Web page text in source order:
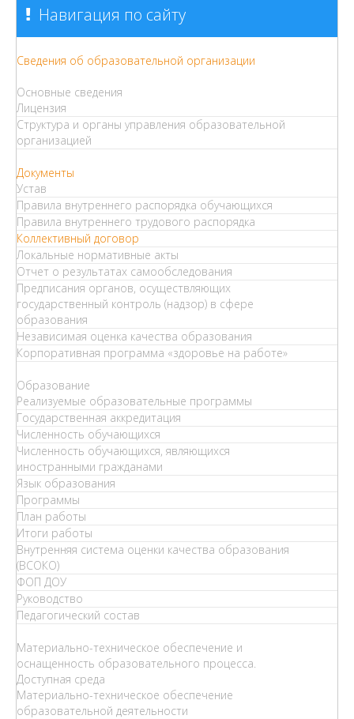
Навигация по сайту
Сведения об образовательной организации
Основные сведения
Лицензия
Структура и органы управления образовательной
организацией
Документы
Устав
Правила внутреннего распорядка обучающихся
Правила внутреннего трудового распорядка
Коллективный договор
Локальные нормативные акты
Отчет о результатах самообследования
Предписания органов, осуществляющих
государственный контроль (надзор) в сфере
образования
Независимая оценка качества образования
Корпоративная программа «здоровье на работе»
Образование
Реализуемые образовательные программы
Государственная аккредитация
Численность обучающихся
Численность обучающихся, являющихся
иностранными гражданами
Язык образования
Программы
План работы
Итоги работы
Внутренняя система оценки качества образования
(ВСОКО)
ФОП ДОУ
Руководство
Педагогический состав
Материально-техническое обеспечение и
оснащенность образовательного процесса.
Доступная среда
Материально-техническое обеспечение
образовательной деятельности